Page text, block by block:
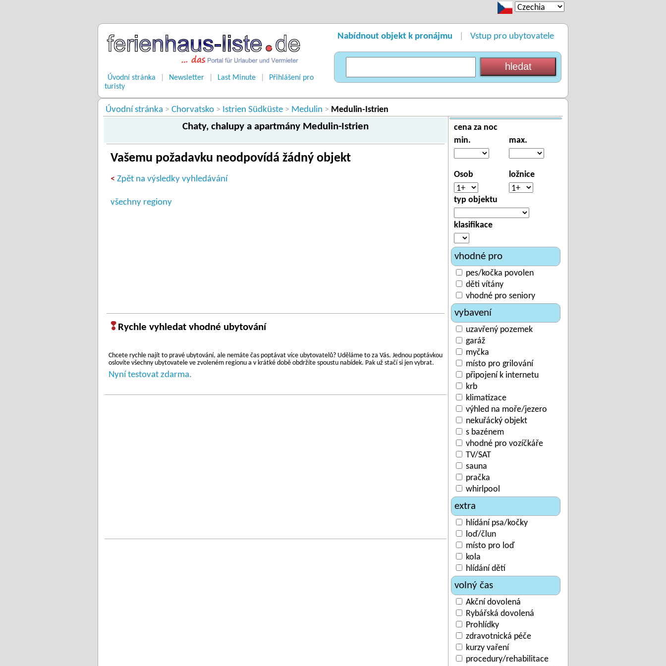
Úvodní stránka Newsletter Last Minute
Přihlášení pro
turisty
Nabídnout objekt k pronájmu Vstup pro ubytovatele
Úvodní stránka > Chorvatsko > Istrien Südküste > Medulin > Medulin-Istrien
Chaty, chalupy a apartmány Medulin-Istrien
Vašemu požadavku neodpovídá žádný objekt
< Zpět na výsledky vyhledávání
všechny regiony
❢ Rychle vyhledat vhodné ubytování
Chcete rychle najít to pravé ubytování, ale nemáte čas poptávat více ubytovatelů? Uděláme to za Vás. Jednou poptávkou
oslovíte všechny ubytovatele ve zvoleném regionu a v krátké době obdržíte spoustu nabídek. Pak už stačí si jen vybrat.
Nyní testovat zdarma.
cena za noc
min.
max.
Osob ložnice
typ objektu
klasifikace
vhodné pro
pes/kočka povolen
děti vítány
vhodné pro seniory
vybavení
uzavřený pozemek
garáž
myčka
místo pro grilování
připojení k internetu
krb
klimatizace
výhled na moře/jezero
nekuřácký objekt
s bazénem
vhodné pro vozíčkáře
TV/SAT
sauna
pračka
whirlpool
extra
hlídání psa/kočky
loď/člun
místo pro loď
kola
hlídání dětí
volný čas
Akční dovolená
Rybářská dovolená
Prohlídky
zdravotnická péče
kurzy vaření
procedury/rehabilitace